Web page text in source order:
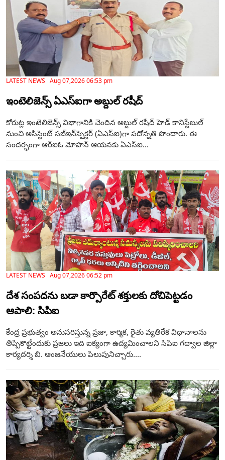
LATEST NEWS Aug 07,2026 06:53 pm
ఇంటెలిజెన్స్ ఏఎస్‌ఐగా అబ్దుల్ రషీద్‌
కోరుట్ల ఇంటెలిజెన్స్ విభాగానికి చెందిన అబ్దుల్ రషీద్ హెడ్ కానిస్టేబుల్
నుంచి అసిస్టెంట్ సబ్‌ఇన్‌స్పెక్టర్ (ఏఎస్‌ఐ)గా పదోన్నతి పొందారు. ఈ
సందర్భంగా ఆర్‌ఐఓ మోహన్ ఆయనకు ఏఎస్‌ఐ...
LATEST NEWS Aug 07,2026 06:52 pm
దేశ సంపదను బడా కార్పొరేట్ శక్తులకు దోచిపెట్టడం
ఆపాలి: సిపిఐ
కేంద్ర ప్రభుత్వం అనుసరిస్తున్న ప్రజా, కార్మిక, రైతు వ్యతిరేక విధానాలను
తిప్పికొట్టేందుకు ప్రజలు ఇది ఐక్యంగా ఉద్యమించాలని సిపిఐ గద్వాల జిల్లా
కార్యదర్శి బి. ఆంజనేయులు పిలుపునిచ్చారు....